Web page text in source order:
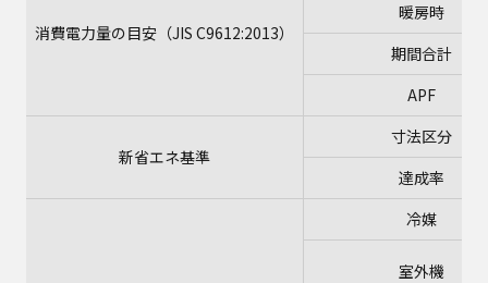
消費電力量の目安（JIS C9612:2013）
暖房時
期間合計
APF
新省エネ基準
寸法区分
達成率
冷媒
室外機